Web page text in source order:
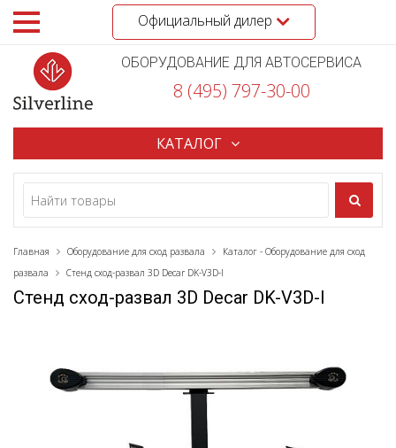
Официальный дилер
ОБОРУДОВАНИЕ ДЛЯ АВТОСЕРВИСА
8 (495) 797-30-00
КАТАЛОГ
Главная Оборудование для сход развала
Каталог - Оборудование для сход
развала
Стенд сход-развал 3D Decar DK-V3D-I
Стенд сход-развал 3D Decar DK-V3D-I